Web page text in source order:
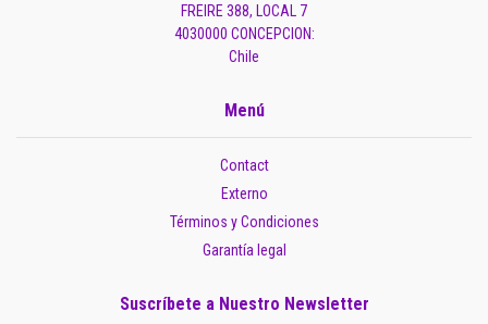
FREIRE 388, LOCAL 7
4030000 CONCEPCION:
Chile
Menú
Contact
Externo
Términos y Condiciones
Garantía legal
Suscríbete a Nuestro Newsletter